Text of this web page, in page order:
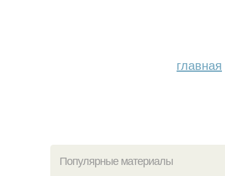
главная
Популярные материалы